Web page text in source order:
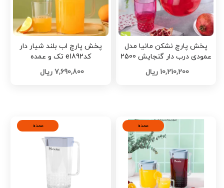
پخش پارچ نشکن مانیا مدل
عمودی درب دار گنجایش 2500
میلی لیتر تک و عمده کد E1908
10,210,200 ریال
پخش پارچ اب بلند شیار دار
کدe1892 تک و عمده
7,690,800 ریال
عمده عمده